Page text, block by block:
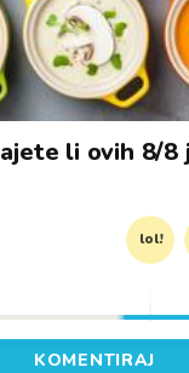
li ovih 8/8
lol!
KOMENTIRAJ